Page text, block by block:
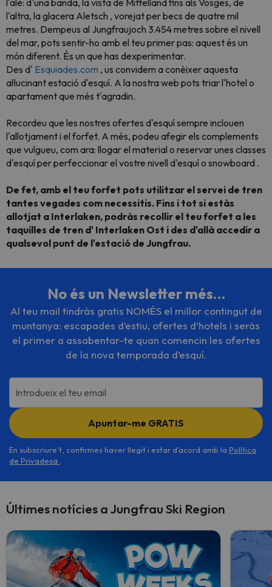
l'alè: d'una banda, la vista de Mittelland fins als Vosges, de
l'altra, la glacera Aletsch , vorejat per becs de quatre mil
metres. Dempeus al Jungfraujoch 3.454 metres sobre el nivell
del mar, pots sentir-ho amb el teu primer pas: aquest és un
món diferent. És un que has dexperimentar.
Des d' Esquiades.com , us convidem a conèixer aquesta
al·lucinant estació d'esquí. A la nostra web pots triar l'hotel o
apartament que més t'agradin.
Recordeu que les nostres ofertes d'esquí sempre inclouen
l'allotjament i el forfet. A més, podeu afegir els complements
que vulgueu, com ara: llogar el material o reservar unes classes
d'esquí per perfeccionar el vostre nivell d'esquí o snowboard .
De fet, amb el teu forfet pots utilitzar el servei de tren
tantes vegades com necessitis. Fins i tot si estàs
allotjat a Interlaken, podràs recollir el teu forfet a les
taquilles de tren d' Interlaken Ost i des d'allà accedir a
qualsevol punt de l'estació de Jungfrau.
No és un Newsletter més…
Al teu mail tindràs gratis NOMÉS el millor contingut de
muntanya: escapades d’estiu, ofertes d’hotels i seràs
el primer a assabentar-te quan comencin les ofertes
de la nova temporada d’esquí.
Introdueix el teu email
Apuntar-me GRATIS
En subscriure't, confirmes haver llegit i estar d'acord amb la Política
de Privadesa
Últimes notícies a Jungfrau Ski Region